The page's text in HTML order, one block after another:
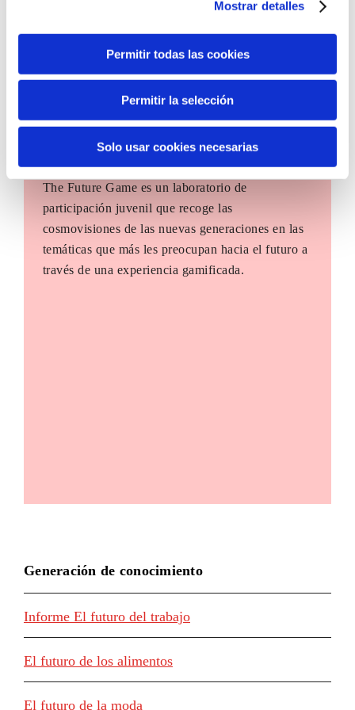
Mostrar detalles
Permitir todas las cookies
Permitir la selección
Solo usar cookies necesarias
The Future Game
The Future Game es un laboratorio de
participación juvenil que recoge las
cosmovisiones de las nuevas generaciones en las
temáticas que más les preocupan hacia el futuro a
través de una experiencia gamificada.
Generación de conocimiento
Informe El futuro del trabajo
El futuro de los alimentos
El futuro de la moda